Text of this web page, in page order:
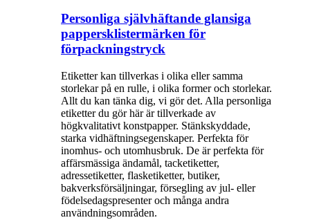
Personliga självhäftande glansiga
pappersklistermärken för
förpackningstryck
Etiketter kan tillverkas i olika eller samma
storlekar på en rulle, i olika former och storlekar.
Allt du kan tänka dig, vi gör det. Alla personliga
etiketter du gör här är tillverkade av
högkvalitativt konstpapper. Stänkskyddade,
starka vidhäftningsegenskaper. Perfekta för
inomhus- och utomhusbruk. De är perfekta för
affärsmässiga ändamål, tacketiketter,
adressetiketter, flasketiketter, butiker,
bakverksförsäljningar, försegling av jul- eller
födelsedagspresenter och många andra
användningsområden.